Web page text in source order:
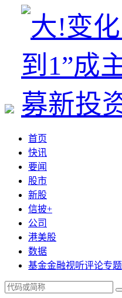
首页
快讯
要闻
股市
新股
信披+
公司
港美股
数据
基金金融视听评论专题